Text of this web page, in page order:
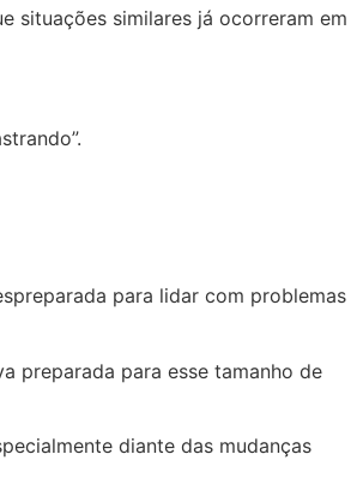
situações similares já ocorreram em
para lidar com problemas
preparada para esse tamanho de
diante das mudanças